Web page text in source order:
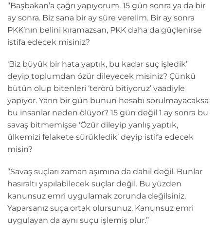
“Başbakan’a çağrı yapıyorum. 15 gün sonra ya da bir
ay sonra. Biz sana bir ay süre verelim. Bir ay sonra
PKK’nın belini kıramazsan, PKK daha da güçlenirse
istifa edecek misiniz?
‘Biz büyük bir hata yaptık, bu kadar suç işledik’
deyip toplumdan özür dileyecek misiniz? Çünkü
bütün olup bitenleri ‘terörü bitiyoruz’ vaadiyle
yapıyor. Yarın bir gün bunun hesabı sorulmayacaksa
bu insanlar neden ölüyor? 15 gün değil 1 ay sonra bu
savaş bitmemişse ‘Özür dileyip yanlış yaptık,
ülkemizi felakete sürükledik’ deyip istifa edecek
misin?
“Savaş suçları zaman aşımına da dahil değil. Bunlar
hasıraltı yapılabilecek suçlar değil. Bu yüzden
kanunsuz emri uygulamak zorunda değilsiniz.
Yaparsanız suça ortak olursunuz. Kanunsuz emri
uygulayan da aynı suçu işlemiş olur.”